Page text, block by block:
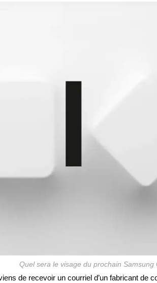
Quel sera le visage du prochain Samsung
de recevoir un courriel d’un fabricant de